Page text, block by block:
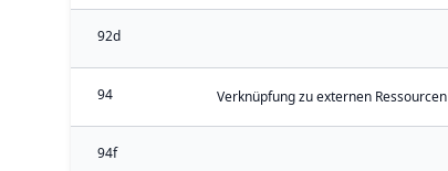
92d
94 Verknüpfung zu externen Ressourcen
94f